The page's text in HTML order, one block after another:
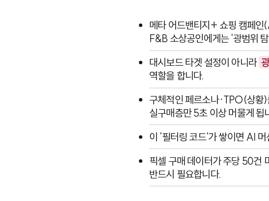
메타 어드밴티지+ 쇼핑 캠페
F&B 소상공인에게는 '광범위
대시보드 타겟 설정이 아니라
역할을 합니다.
구체적인 페르소나·TPO(상황
실구매층만 5초 이상 머물게 됩
이 '필터링 코드'가 쌓이면 AI
픽셀 구매 데이터가 주당 50건
반드시 필요합니다.